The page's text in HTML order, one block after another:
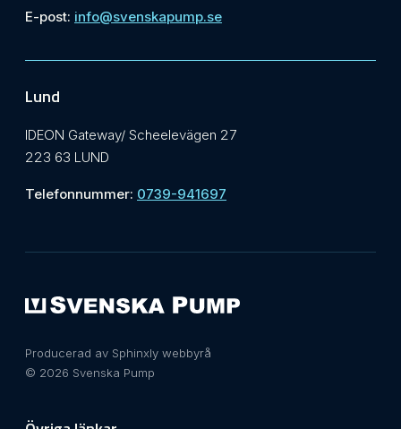
E-post: info@svenskapump.se
Lund
IDEON Gateway/ Scheelevägen 27
223 63 LUND
Telefonnummer: 0739-941697
Producerad av Sphinxly webbyrå
© 2026 Svenska Pump